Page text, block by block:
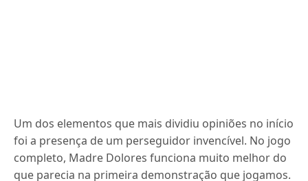
Um dos elementos que mais dividiu opiniões no início
foi a presença de um perseguidor invencível. No jogo
completo, Madre Dolores funciona muito melhor do
que parecia na primeira demonstração que jogamos.